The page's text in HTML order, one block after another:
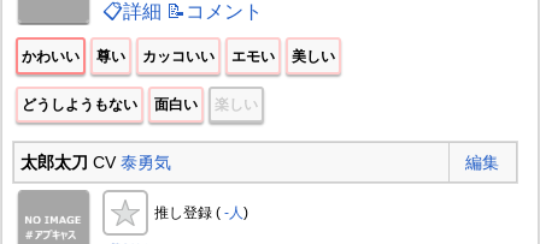
📋詳細 📝コメント
かわいい 尊い カッコいい エモい 美しい
どうしようもない 面白い 楽しい
太郎太刀 CV泰勇気 編集
推し登録 ( -人)